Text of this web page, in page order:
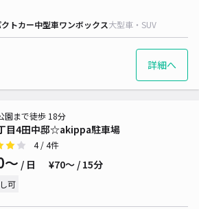
トカー中型車ワンボックス大型車・SUV
詳細へ
目4田中邸☆akippa駐車場
園まで徒歩 18分
4/ 4件
/ 日 ¥70〜 / 15分
可